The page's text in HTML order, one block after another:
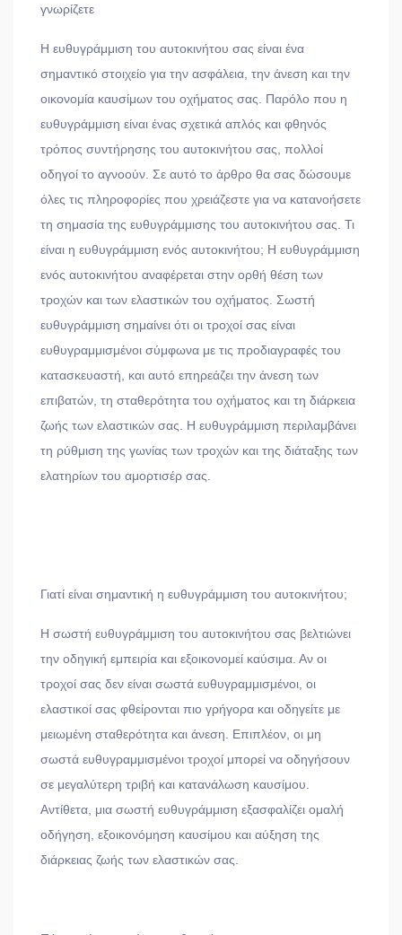
γνωρίζετε
Η ευθυγράμμιση του αυτοκινήτου σας είναι ένα
σημαντικό στοιχείο για την ασφάλεια, την άνεση και την
οικονομία καυσίμων του οχήματος σας. Παρόλο που η
ευθυγράμμιση είναι ένας σχετικά απλός και φθηνός
τρόπος συντήρησης του αυτοκινήτου σας, πολλοί
οδηγοί το αγνοούν. Σε αυτό το άρθρο θα σας δώσουμε
όλες τις πληροφορίες που χρειάζεστε για να κατανοήσετε
τη σημασία της ευθυγράμμισης του αυτοκινήτου σας. Τι
είναι η ευθυγράμμιση ενός αυτοκινήτου; Η ευθυγράμμιση
ενός αυτοκινήτου αναφέρεται στην ορθή θέση των
τροχών και των ελαστικών του οχήματος. Σωστή
ευθυγράμμιση σημαίνει ότι οι τροχοί σας είναι
ευθυγραμμισμένοι σύμφωνα με τις προδιαγραφές του
κατασκευαστή, και αυτό επηρεάζει την άνεση των
επιβατών, τη σταθερότητα του οχήματος και τη διάρκεια
ζωής των ελαστικών σας. Η ευθυγράμμιση περιλαμβάνει
τη ρύθμιση της γωνίας των τροχών και της διάταξης των
ελατηρίων του αμορτισέρ σας.
Γιατί είναι σημαντική η ευθυγράμμιση του αυτοκινήτου;
Η σωστή ευθυγράμμιση του αυτοκινήτου σας βελτιώνει
την οδηγική εμπειρία και εξοικονομεί καύσιμα. Αν οι
τροχοί σας δεν είναι σωστά ευθυγραμμισμένοι, οι
ελαστικοί σας φθείρονται πιο γρήγορα και οδηγείτε με
μειωμένη σταθερότητα και άνεση. Επιπλέον, οι μη
σωστά ευθυγραμμισμένοι τροχοί μπορεί να οδηγήσουν
σε μεγαλύτερη τριβή και κατανάλωση καυσίμου.
Αντίθετα, μια σωστή ευθυγράμμιση εξασφαλίζει ομαλή
οδήγηση, εξοικονόμηση καυσίμου και αύξηση της
διάρκειας ζωής των ελαστικών σας.